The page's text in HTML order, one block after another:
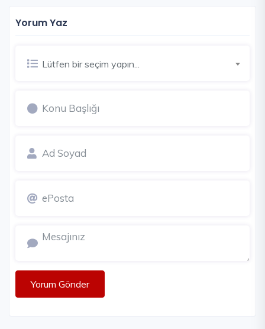
Yorum Yaz
Lütfen bir seçim yapın...
Yorum Gönder